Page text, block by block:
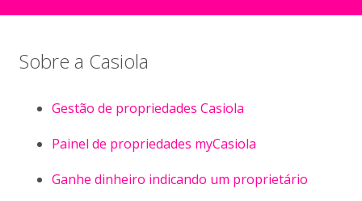
Sobre a Casiola
Gestão de propriedades Casiola
Painel de propriedades myCasiola
Ganhe dinheiro indicando um proprietário